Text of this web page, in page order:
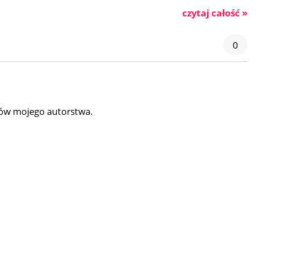
czytaj całość »
0
mojego autorstwa.